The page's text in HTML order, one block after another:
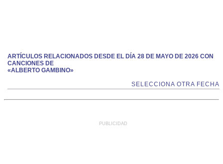
ARTÍCULOS RELACIONADOS DESDE EL DÍA 28 DE MAYO DE 2026 CON
CANCIONES DE
«ALBERTO GAMBINO»
SELECCIONA OTRA FECHA
PUBLICIDAD